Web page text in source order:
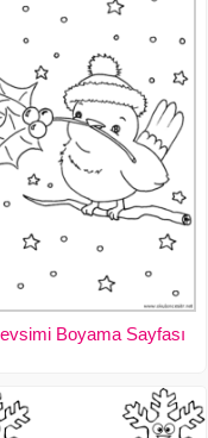
Boyama Sayfası